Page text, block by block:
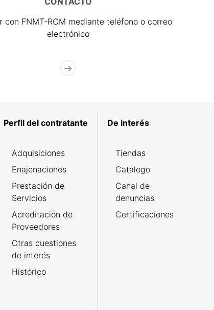
con FNMT-RCM mediante teléfono o correo
electrónico
Perfil del contratante
Adquisiciones
Enajenaciones
Prestación de
Servicios
Acreditación de
Proveedores
Otras cuestiones
de interés
Histórico
De interés
Tiendas
Catálogo
Canal de
denuncias
Certificaciones